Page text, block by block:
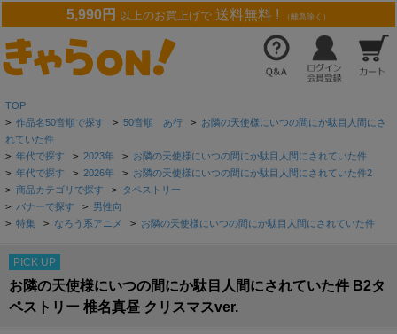
5,990円 以上のお買上げで 送料無料 ! （離島除く）
TOP
> 作品名50音順で探す > 50音順 あ行 > お隣の天使様にいつの間にか駄目人間にさ
れていた件
> 年代で探す > 2023年 > お隣の天使様にいつの間にか駄目人間にされていた件
> 年代で探す > 2026年 > お隣の天使様にいつの間にか駄目人間にされていた件2
> 商品カテゴリで探す > タペストリー
> バナーで探す > 男性向
> 特集 > なろう系アニメ > お隣の天使様にいつの間にか駄目人間にされていた件
PICK UP
お隣の天使様にいつの間にか駄目人間にされていた件 B2タ
ペストリー 椎名真昼 クリスマスver.